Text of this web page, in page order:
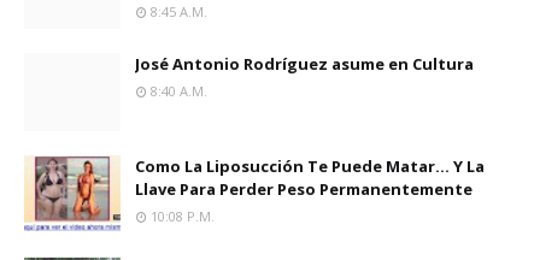
8:45 A.m.
José Antonio Rodríguez asume en Cultura
8:40 A.m.
Como La Liposucción Te Puede Matar… Y La
Llave Para Perder Peso Permanentemente
10:08 P.m.